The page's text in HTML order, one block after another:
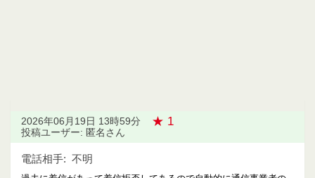
2026年06月19日 13時59分 ★ 1
投稿ユーザー: 匿名さん
電話相手: 不明